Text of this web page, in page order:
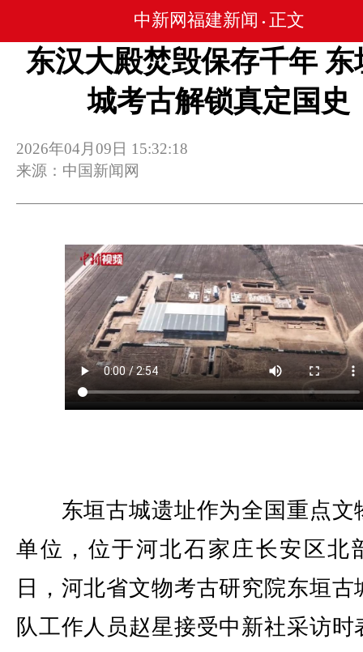
中新网福建新闻 • 正文
东汉大殿焚毁保存千年 东
城考古解锁真定国史
2026年04月09日 15:32:18
来源：中国新闻网
东垣古城遗址作为全国重点文
单位，位于河北石家庄长安区北
日，河北省文物考古研究院东垣古
队工作人员赵星接受中新社采访时